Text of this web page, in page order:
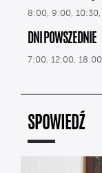
8:00, 9:00,
DNI POWSZEDNIE
7:00, 12:00, 18:00
SPOWIEDŹ